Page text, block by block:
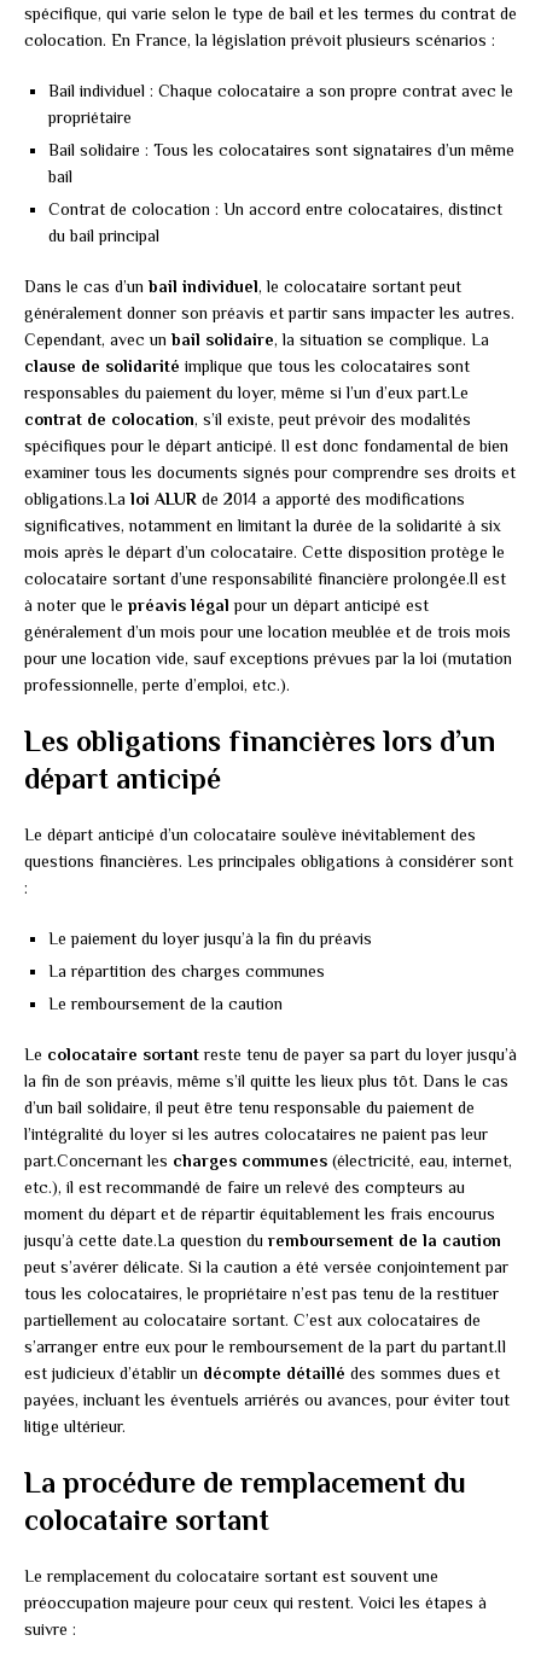
spécifique, qui varie selon le type de bail et les termes du contrat de
colocation. En France, la législation prévoit plusieurs scénarios :
Bail individuel : Chaque colocataire a son propre contrat avec le
propriétaire
Bail solidaire : Tous les colocataires sont signataires d’un même
bail
Contrat de colocation : Un accord entre colocataires, distinct
du bail principal
Dans le cas d’unbail individuel, le colocataire sortant peut
généralement donner son préavis et partir sans impacter les autres.
Cependant, avec unbail solidaire, la situation se complique. La
clause de solidarité implique que tous les colocataires sont
responsables du paiement du loyer, même si l’un d’eux part.Le
contrat de colocation, s’il existe, peut prévoir des modalités
spécifiques pour le départ anticipé. Il est donc fondamental de bien
examiner tous les documents signés pour comprendre ses droits et
obligations.La loi ALUR de 2014 a apporté des modifications
significatives, notamment en limitant la durée de la solidarité à six
mois après le départ d’un colocataire. Cette disposition protège le
colocataire sortant d’une responsabilité financière prolongée.Il est
à noter que le préavis légal pour un départ anticipé est
généralement d’un mois pour une location meublée et de trois mois
pour une location vide, sauf exceptions prévues par la loi (mutation
professionnelle, perte d’emploi, etc.).
Les obligations financières lors d’un
départ anticipé
Le départ anticipé d’un colocataire soulève inévitablement des
questions financières. Les principales obligations à considérer sont
:
Le paiement du loyer jusqu’à la fin du préavis
La répartition des charges communes
Le remboursement de la caution
Le colocataire sortantreste tenu de payer sa part du loyer jusqu’à
la fin de son préavis, même s’il quitte les lieux plus tôt. Dans le cas
d’un bail solidaire, il peut être tenu responsable du paiement de
l’intégralité du loyer si les autres colocataires ne paient pas leur
part.Concernant les charges communes (électricité, eau, internet,
etc.), il est recommandé de faire un relevé des compteurs au
moment du départ et de répartir équitablement les frais encourus
jusqu’à cette date.La question du remboursement de la caution
peut s’avérer délicate. Si la caution a été versée conjointement par
tous les colocataires, le propriétaire n’est pas tenu de la restituer
partiellement au colocataire sortant. C’est aux colocataires de
s’arranger entre eux pour le remboursement de la part du partant.Il
est judicieux d’établir un décompte détaillé des sommes dues et
payées, incluant les éventuels arriérés ou avances, pour éviter tout
litige ultérieur.
La procédure de remplacement du
colocataire sortant
Le remplacement du colocataire sortant est souvent une
préoccupation majeure pour ceux qui restent. Voici les étapes à
suivre :